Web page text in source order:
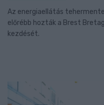
Az energiaellátás
előrébb hozták a Brest
kezdését.